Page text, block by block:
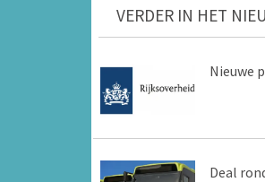
VERDER IN HET
Nieuwe
Deal